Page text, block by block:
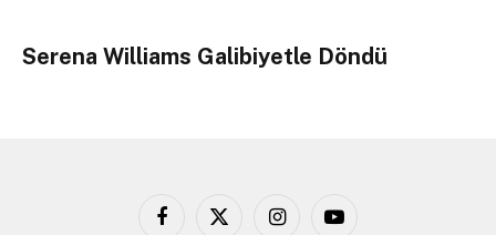
Serena Williams Galibiyetle Döndü
Facebook
X InstagramYouTube